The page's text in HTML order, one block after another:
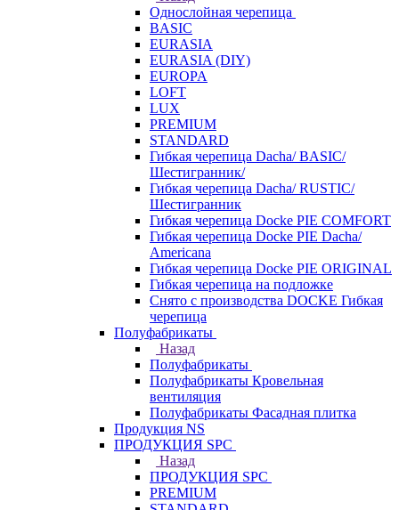
Однослойная черепица
BASIC
EURASIA
EURASIA (DIY)
EUROPA
LOFT
LUX
PREMIUM
STANDARD
Гибкая черепица Dacha/ BASIC/
Шестигранник/
Гибкая черепица Dacha/ RUSTIC/
Шестигранник
Гибкая черепица Docke PIE COMFORT
Гибкая черепица Docke PIE Dacha/
Americana
Гибкая черепица Docke PIE ОRIGINАL
Гибкая черепица на подложке
Снято с производства DOCKE Гибкая
черепица
Полуфабрикаты
Назад
Полуфабрикаты
Полуфабрикаты Кровельная
вентиляция
Полуфабрикаты Фасадная плитка
Продукция NS
ПРОДУКЦИЯ SPC
Назад
ПРОДУКЦИЯ SPC
PREMIUM